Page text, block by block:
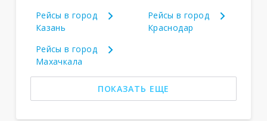
Рейсы в город
Казань
Рейсы в город
Краснодар
Рейсы в город
Махачкала
ПОКАЗАТЬ ЕЩЕ